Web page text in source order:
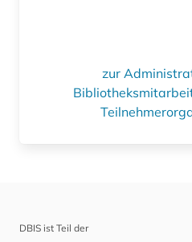
zur
DBIS ist Teil der